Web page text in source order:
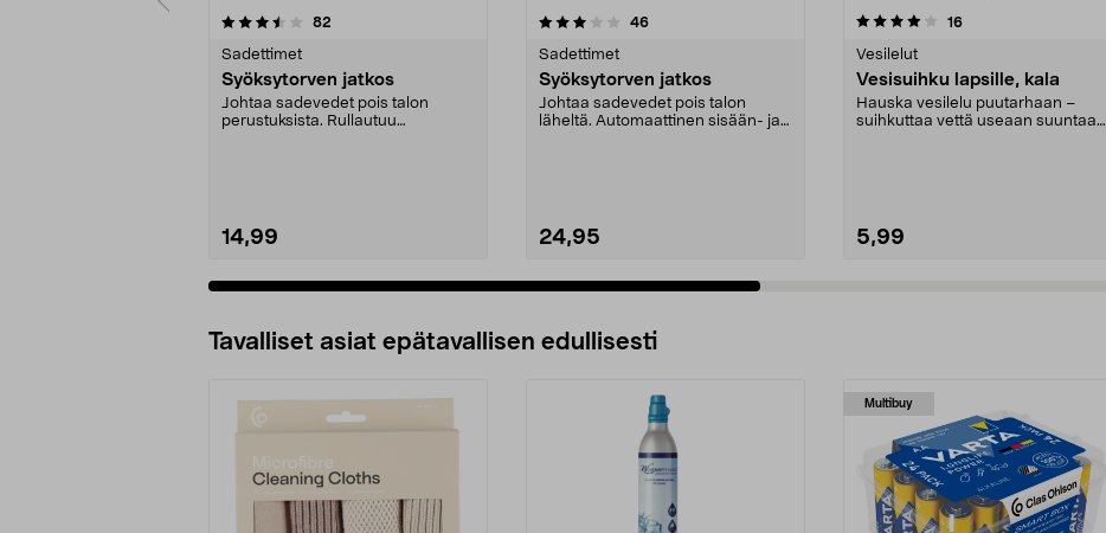
82
Sadettimet
Syöksytorven jatkos
Johtaa sadevedet pois talon
perustuksista. Rullautuu
14,99
3.0 viidestä
46arvostelut
Sadettimet
Syöksytorven jatkos
Johtaa sadevedet pois talon
läheltä. Automaattinen sisään- ja
24,95
4.0 viidestä
16arvostelut
Vesilelut
Vesisuihku lapsille, kala
Hauska vesilelu puutarhaan –
suihkuttaa vettä useaan suuntaan.
5,99
4.0 viidestä
Tavalliset asiat epätavallisen edullisesti
Multibuy